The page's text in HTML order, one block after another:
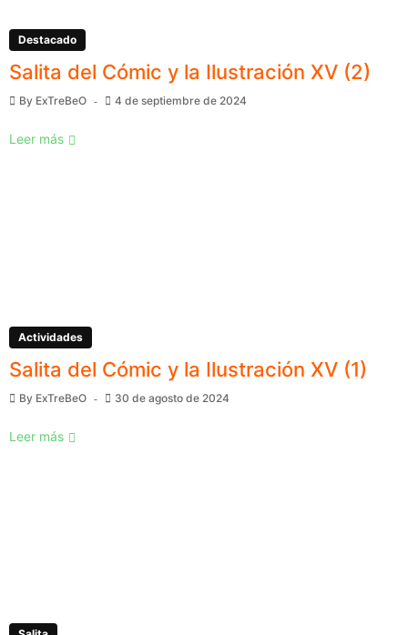
Destacado
Salita del Cómic y la Ilustración XV (2)
By ExTreBeO 4 de septiembre de 2024
Leer más
Actividades
Salita del Cómic y la Ilustración XV (1)
By ExTreBeO 30 de agosto de 2024
Leer más